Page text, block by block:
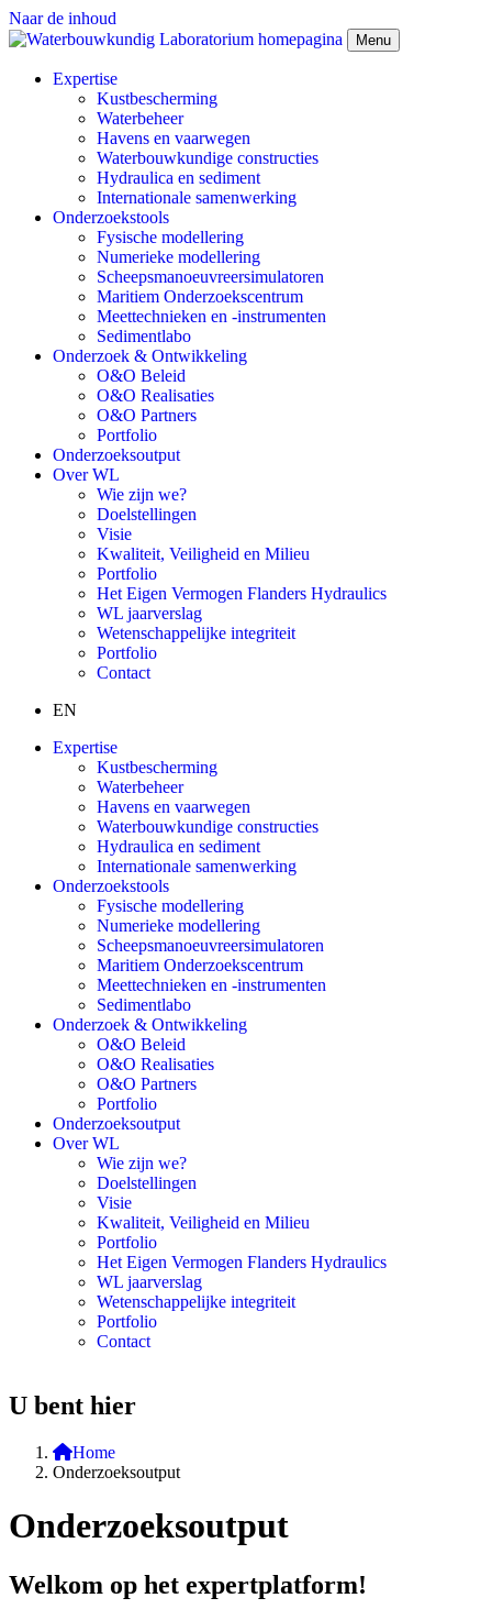
Naar de inhoud
Menu
Expertise
Kustbescherming
Waterbeheer
Havens en vaarwegen
Waterbouwkundige constructies
Hydraulica en sediment
Internationale samenwerking
Onderzoekstools
Fysische modellering
Numerieke modellering
Scheepsmanoeuvreersimulatoren
Maritiem Onderzoekscentrum
Meettechnieken en -instrumenten
Sedimentlabo
Onderzoek & Ontwikkeling
O&O Beleid
O&O Realisaties
O&O Partners
Portfolio
Onderzoeksoutput
Over WL
Wie zijn we?
Doelstellingen
Visie
Kwaliteit, Veiligheid en Milieu
Portfolio
Het Eigen Vermogen Flanders Hydraulics
WL jaarverslag
Wetenschappelijke integriteit
Portfolio
Contact
EN
Expertise
Kustbescherming
Waterbeheer
Havens en vaarwegen
Waterbouwkundige constructies
Hydraulica en sediment
Internationale samenwerking
Onderzoekstools
Fysische modellering
Numerieke modellering
Scheepsmanoeuvreersimulatoren
Maritiem Onderzoekscentrum
Meettechnieken en -instrumenten
Sedimentlabo
Onderzoek & Ontwikkeling
O&O Beleid
O&O Realisaties
O&O Partners
Portfolio
Onderzoeksoutput
Over WL
Wie zijn we?
Doelstellingen
Visie
Kwaliteit, Veiligheid en Milieu
Portfolio
Het Eigen Vermogen Flanders Hydraulics
WL jaarverslag
Wetenschappelijke integriteit
Portfolio
Contact
U bent hier
Home
Onderzoeksoutput
Onderzoeksoutput
Welkom op het expertplatform!